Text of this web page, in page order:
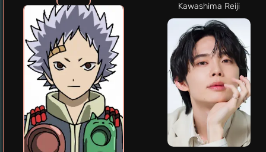
Kawashima Reiji